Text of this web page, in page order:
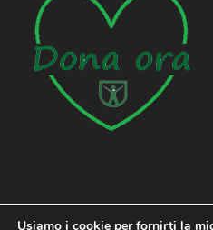
Usiamo i cookie per fornirti la